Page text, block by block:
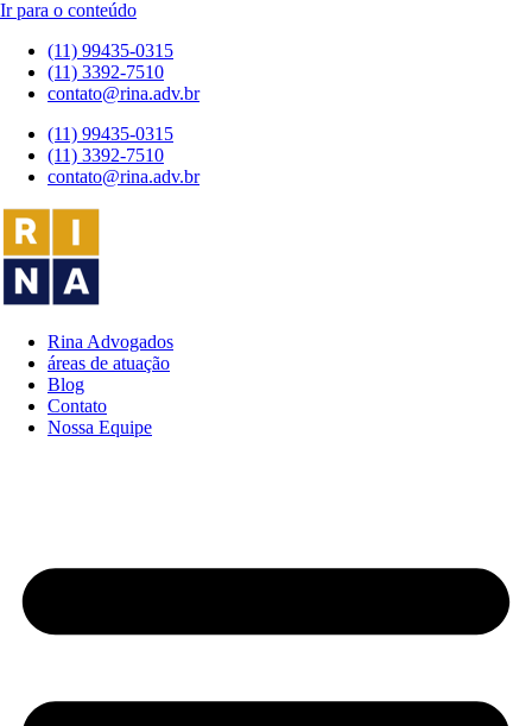
Ir para o conteúdo
(11) 99435-0315
(11) 3392-7510
contato@rina.adv.br
(11) 99435-0315
(11) 3392-7510
contato@rina.adv.br
Rina Advogados
áreas de atuação
Blog
Contato
Nossa Equipe